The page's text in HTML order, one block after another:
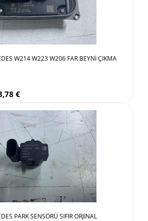
W214 W223 W206 FAR BEYNİ ÇIKMA
€
PARK SENSÖRÜ SIFIR ORJİNAL